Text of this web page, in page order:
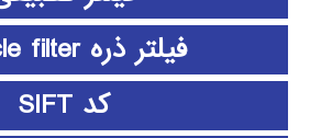
فیلتر ذره particle filter
کد SIFT